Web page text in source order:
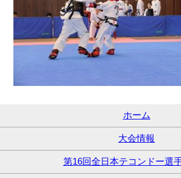
ホーム
大会情報
第16回全日本テコンドー選